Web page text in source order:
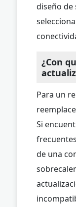
diseño de
¿Con
Para un
Si
de una